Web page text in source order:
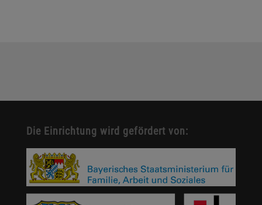
Die Einrichtung wird gefördert von: